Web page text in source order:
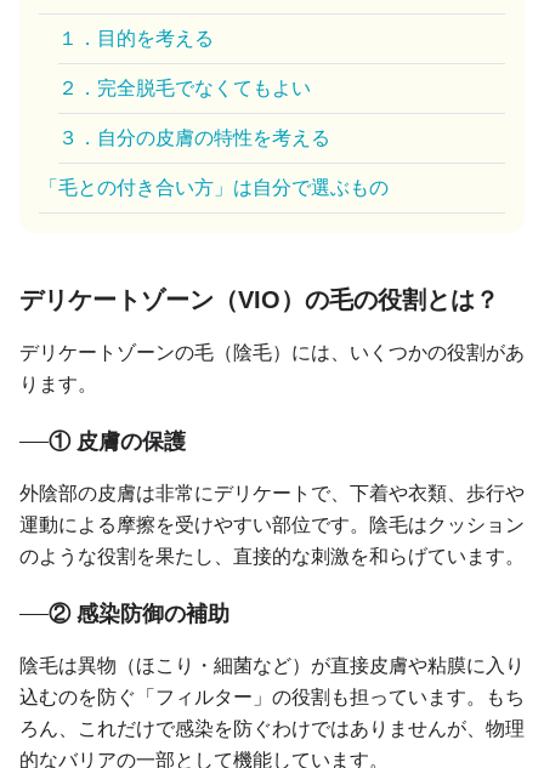
１．目的を考える
２．完全脱毛でなくてもよい
３．自分の皮膚の特性を考える
「毛との付き合い方」は自分で選ぶもの
デリケートゾーン（VIO）の毛の役割とは？
デリケートゾーンの毛（陰毛）には、いくつかの役割があ
ります。
① 皮膚の保護
外陰部の皮膚は非常にデリケートで、下着や衣類、歩行や
運動による摩擦を受けやすい部位です。陰毛はクッション
のような役割を果たし、直接的な刺激を和らげています。
② 感染防御の補助
陰毛は異物（ほこり・細菌など）が直接皮膚や粘膜に入り
込むのを防ぐ「フィルター」の役割も担っています。もち
ろん、これだけで感染を防ぐわけではありませんが、物理
的なバリアの一部として機能しています。